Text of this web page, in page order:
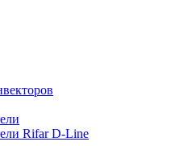
Rifar D-Line